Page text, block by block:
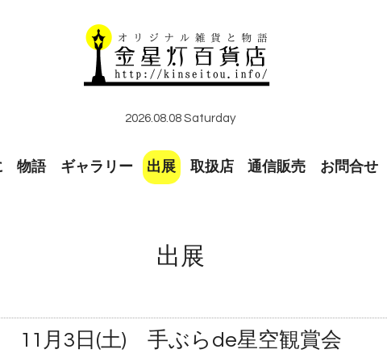
2026.08.08 Saturday
物語 ギャラリー 出展 取扱店 通信販売 お問合せ
出展
11月3日(土) 手ぶらde星空観賞会